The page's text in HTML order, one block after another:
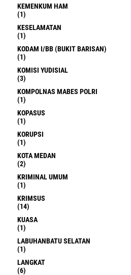
KEMENKUM HAM
(1)
KESELAMATAN
(1)
KODAM I/BB (BUKIT BARISAN)
(1)
KOMISI YUDISIAL
(3)
KOMPOLNAS MABES POLRI
(1)
KOPASUS
(1)
KORUPSI
(1)
KOTA MEDAN
(2)
KRIMINAL UMUM
(1)
KRIMSUS
(14)
KUASA
(1)
LABUHANBATU SELATAN
(1)
LANGKAT
(6)